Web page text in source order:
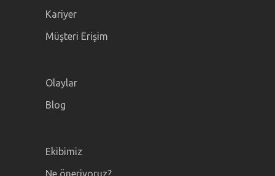
Kariyer
Müşteri Erişim
Olaylar
Blog
Ekibimiz
Ne öneriyoruz?